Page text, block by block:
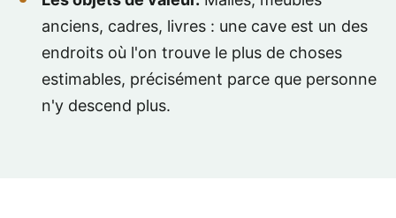
anciens, cadres, livres : une cave est un des
endroits où l'on trouve le plus de choses
estimables, précisément parce que personne
n'y descend plus.